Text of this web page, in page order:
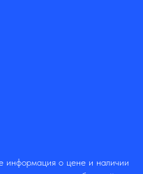
информация о цене и наличии